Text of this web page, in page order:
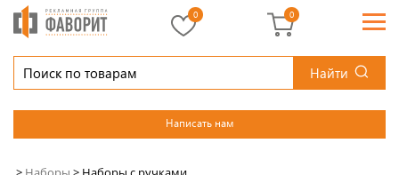
Найти
Написать нам
0 0